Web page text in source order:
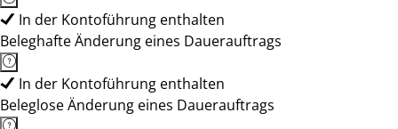
In der Kontoführung enthalten
Beleghafte Änderung eines Dauerauftrags
In der Kontoführung enthalten
Beleglose Änderung eines Dauerauftrags